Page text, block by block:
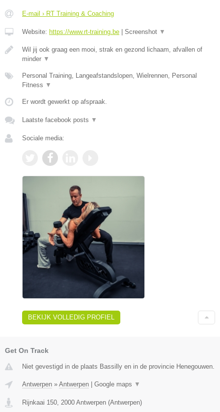
E-mail › RT Training & Coaching
Website: https://www.rt-training.be Screenshot ▼
Wil jij ook graag een mooi, strak en gezond lichaam, afvallen of
minder ▼
Personal Training, Langeafstandslopen, Wielrennen, Personal
Fitness ▼
Er wordt gewerkt op afspraak.
Laatste facebook posts ▼
Sociale media:
BEKIJK VOLLEDIG PROFIEL
Get On Track
Niet gevestigd in de plaats Bassilly en in de provincie Henegouwen.
Antwerpen » Antwerpen Google maps ▼
Rijnkaai 150, 2000 Antwerpen (Antwerpen)